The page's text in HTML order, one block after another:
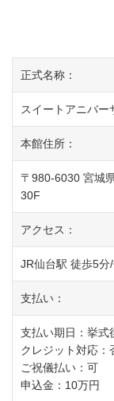
正式名称：
スイートアニバー
本館住所：
〒980-6030 宮城
30F
アクセス：
JR仙台駅 徒歩5
支払い：
支払い期日：挙式
クレジット対応：
ご祝儀払い：可
申込金：10万円